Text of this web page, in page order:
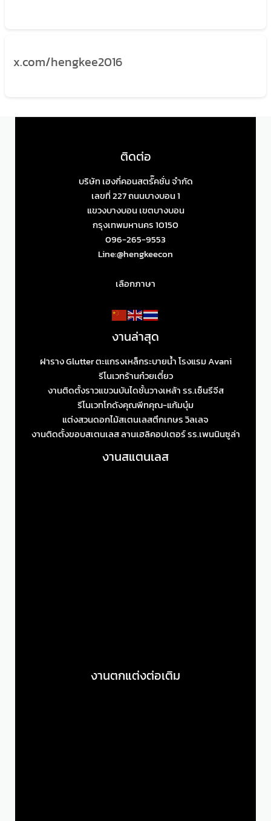
x.com/hengkee2016
ติดต่อ
บริษัท เฮงกี่คอนสตรั๊คชั่น จำกัด
เลขที่ 227 ถนนบางบอน 1
แขวงบางบอน เขตบางบอน
กรุงเทพมหานคร 10150
096-265-9553
Line:@hengkeecon
เลือกภาษา
งานล่าสุด
ฝาราง Glutter ตะแกรงเหล็กระบายน้ำ โรงแรม Avani
รีโนเวทร้านก๋วยเตี๋ยว
งานติดตั้งราวแขวนบันไดชั้นวางเหล้า รร.เซ็นรีจีส
รีโนเวทโกดังคุณพีทคุณ-แก้มบุ๋ม
แต่งสวนดอกไม้สเตนเลสตึกเกษร วิลเลจ
งานติดตั้งขอบสเตนเลส ลานเฮลิคอปเตอร์ รร.เพนนินซูล่า
งานสแตนเลส
งานตกแต่งต่อเติม